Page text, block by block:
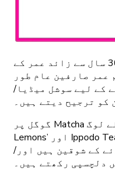
گوگل سرچ عموماً ہمیں 30 سال سے زائد عمر کے
عمر صارفین عام طور
کے لیے سوشل میڈیا/
کو ترجیح دیتے ہیں۔
گوگل پر Matcha تلاش کرنے والے لوگ ‘Love and
Lemons’ اور Ippodo Tea جیسی سائٹس دیکھتے ہیں،
کے شوقین ہیں اور/
دلچسپی رکھتے ہیں۔